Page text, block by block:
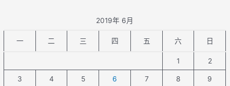
2019年 6月
一 二 三 四 五 六 日
1 2
3 4 5 6 7 8 9